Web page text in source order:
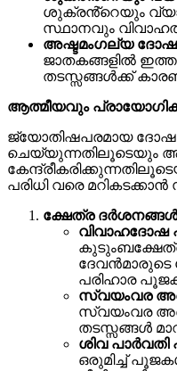
ശുക്രൻ്റെയും
സ്ഥാനവും
അഷ്ടമംഗല്യ
ജാതകങ്ങളിൽ
തടസ്സങ്ങൾക്ക്
ആത്മീയവും
ജ്യോതിഷപരമായ
ചെയ്യുന്നതിലൂടെയും
പരിധി വരെ മറികടക്കാൻ
ക്ഷേത്ര
വിവാഹദോഷ
ദേവൻമാരുടെ
പരിഹാര
സ്വയംവര
സ്വയംവര
തടസ്സങ്ങൾ
ശിവ
ഒരുമിച്ച്